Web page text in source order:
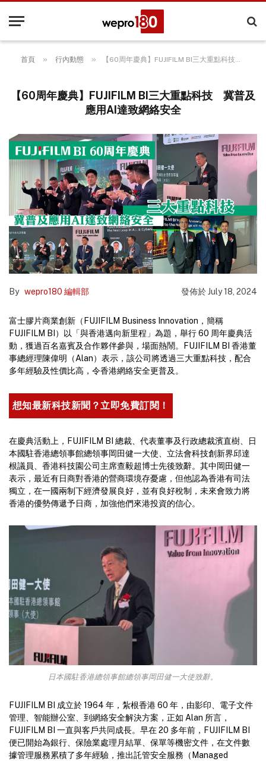
首頁 » 行內動態 » 【60周年慶典】FUJIFILM BI三大重點科技 冀普及應用AI達致網絡安全
【60周年慶典】FUJIFILM BI三大重點科技 冀普及
應用AI達致網絡安全
By wepro180 編輯部 發佈於July 18, 2024
富士膠片商業創新（FUJIFILM Business Innovation，簡稱
FUJIFILM BI）以「與香港邁向新里程」為題，舉行 60 周年慶典活
動，獲過百名嘉賓及合作夥伴參與，場面熱鬧。FUJIFILM BI 香港董
事總經理陳偉明（Alan）表示，該公司將透過三大重點科技，配合
多年經驗及性價比高，令香港網絡安全更普及。
想知最新科技新聞？立即免費訂閱！
在慶典活動上，FUJIFILM BI 總裁、代表董事及行政總裁濱直樹、日
本國駐香港總領事館總領事岡田健一大使、立法會科技創新界邱達
根議員、香港科技園公司主席查毅超博士先後致辭。其中岡田健一
表示，最近有日商對香港的營商環境存憂慮，但他認為香港有司法
獨立，在一國兩制下經濟發展良好，並有良好稅制，未來會致力將
香港的優勢傳遞予日商，加強他們來港投資的信心。
日本國駐香港總領事館總領事岡田健一大使致辭。
FUJIFILM BI 成立於 1964 年，紮根香港 60 年，由影印、電子文件
管理、智能辦公室、到網絡安全解決方案，正如 Alan 所言，
FUJIFILM BI 一直與客戶共同成長。早在 20 多年前，FUJIFILM BI
便已開始為銀行、保險業處理月結單、保單等機密文件，在文件數
據管理服務累積了多年經驗，推出託管安全服務（Managed